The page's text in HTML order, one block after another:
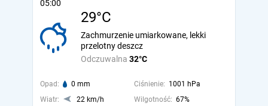
05:00
29°C
Odczuwalna 32°C
Zachmurzenie umiarkowane, lekki
przelotny deszcz
Opad: 0 mm Ciśnienie: 1001 hPa
Wiatr:
22 km/h Wilgotność: 67%